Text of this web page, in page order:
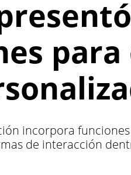
incorpora
de interacción